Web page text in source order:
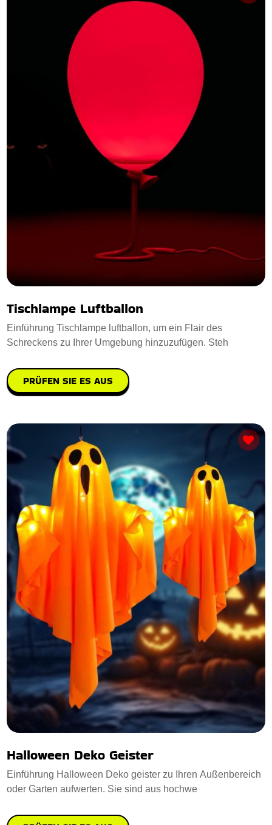
Tischlampe Luftballon
Einführung Tischlampe luftballon, um ein Flair des
Schreckens zu Ihrer Umgebung hinzuzufügen. Steh
PRÜFEN SIE ES AUS
Halloween Deko Geister
Einführung Halloween Deko geister zu Ihren Außenbereich
oder Garten aufwerten. Sie sind aus hochwe